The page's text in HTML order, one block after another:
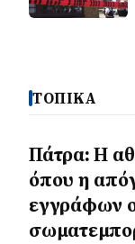
ΤΟΠΙΚΑ
Πάτρα: Η
όπου η
εγγράφων